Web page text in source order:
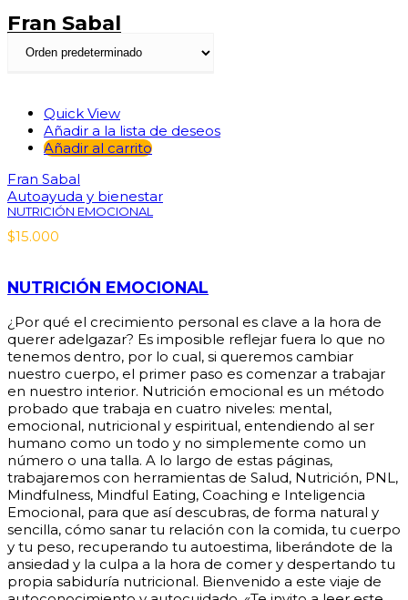
Fran Sabal
Quick View
Añadir a la lista de deseos
Añadir al carrito
Fran Sabal
Autoayuda y bienestar
NUTRICIÓN EMOCIONAL
$15.000
NUTRICIÓN EMOCIONAL
¿Por qué el crecimiento personal es clave a la hora de
querer adelgazar? Es imposible reflejar fuera lo que no
tenemos dentro, por lo cual, si queremos cambiar
nuestro cuerpo, el primer paso es comenzar a trabajar
en nuestro interior. Nutrición emocional es un método
probado que trabaja en cuatro niveles: mental,
emocional, nutricional y espiritual, entendiendo al ser
humano como un todo y no simplemente como un
número o una talla. A lo largo de estas páginas,
trabajaremos con herramientas de Salud, Nutrición, PNL,
Mindfulness, Mindful Eating, Coaching e Inteligencia
Emocional, para que así descubras, de forma natural y
sencilla, cómo sanar tu relación con la comida, tu cuerpo
y tu peso, recuperando tu autoestima, liberándote de la
ansiedad y la culpa a la hora de comer y despertando tu
propia sabiduría nutricional. Bienvenido a este viaje de